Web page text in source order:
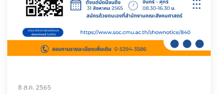
8 ส.ค. 2565